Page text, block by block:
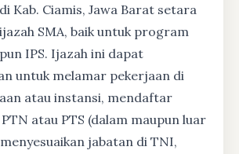
Kab. Ciamis, Jawa Barat setara
SMA, baik untuk program
IPS. Ijazah ini dapat
untuk melamar pekerjaan di
atau instansi, mendaftar
atau PTS (dalam maupun luar
jabatan di TNI,